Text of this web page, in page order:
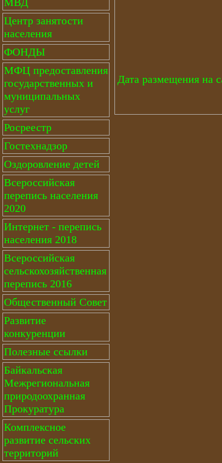
Центр занятости
населения
ФОНДЫ
МФЦ предоставления
государственных и
муниципальных
услуг
Росреестр
Гостехнадзор
Оздоровление детей
Всероссийская
перепись населения
2020
Интернет - перепись
населения 2018
Всероссийская
сельскохозяйственная
перепись 2016
Общественный Совет
Развитие
конкуренции
Полезные ссылки
Байкальская
Межрегиональная
природоохранная
Прокуратура
Комплексное
развитие сельских
территорий
Дата размещения на